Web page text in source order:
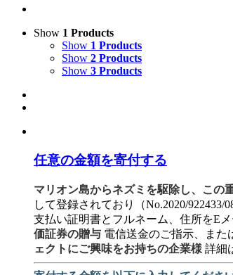
Show 1 Products
Show 1 Products
Show 2 Products
Show 3 Products
任意の金額を寄付する
マリオン島からネズミを駆除し、この
して登録されており（No.2020/
支払い証明書とフルネーム、住所をE
価証券の贈与 電信送金のご指示、また
ェクトにご興味をお持ちの企業様 詳細